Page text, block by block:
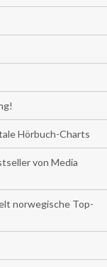
Hörbuch-Charts
von Media
norwegische Top-